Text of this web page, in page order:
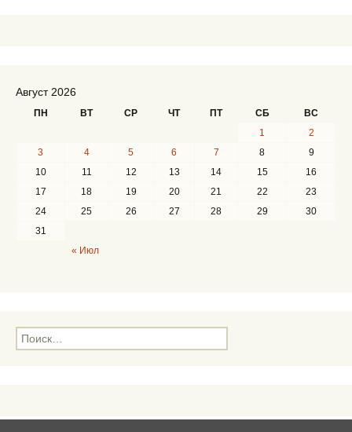
Август 2026
ПН ВТ СР ЧТ ПТ СБ ВС
« Июл
1
2
3
4 5 6 7 8
9
10
11 12 13 14 15
16
17
18 19 20 21 22
23
24
25 26 27 28 29
30
31
Н
а
: